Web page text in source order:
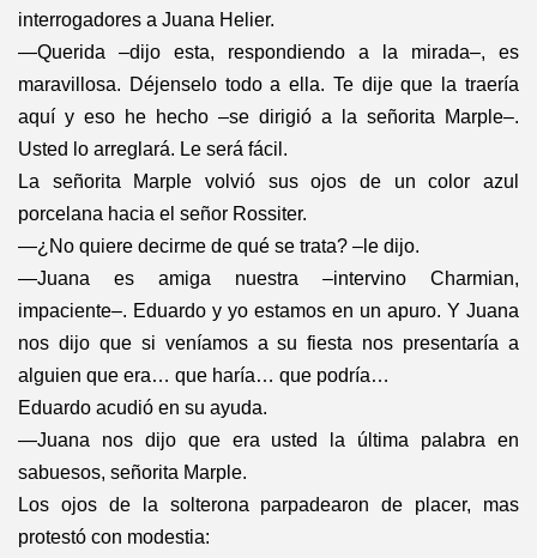
interrogadores a Juana Helier.
—Querida –dijo esta, respondiendo a la mirada–, es
maravillosa. Déjenselo todo a ella. Te dije que la traería
aquí y eso he hecho –se dirigió a la señorita Marple–.
Usted lo arreglará. Le será fácil.
La señorita Marple volvió sus ojos de un color azul
porcelana hacia el señor Rossiter.
—¿No quiere decirme de qué se trata? –le dijo.
—Juana es amiga nuestra –intervino Charmian,
impaciente–. Eduardo y yo estamos en un apuro. Y Juana
nos dijo que si veníamos a su fiesta nos presentaría a
alguien que era… que haría… que podría…
Eduardo acudió en su ayuda.
—Juana nos dijo que era usted la última palabra en
sabuesos, señorita Marple.
Los ojos de la solterona parpadearon de placer, mas
protestó con modestia: